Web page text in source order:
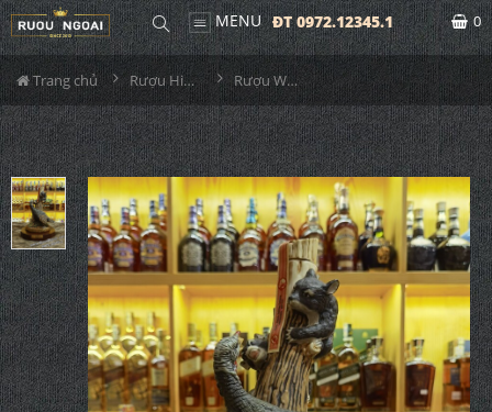
MENU ĐT 0972.12345.1 0
Trang chủ Rượu Hiếm - Cũ Rượu Wild Turkey No9 - 1985